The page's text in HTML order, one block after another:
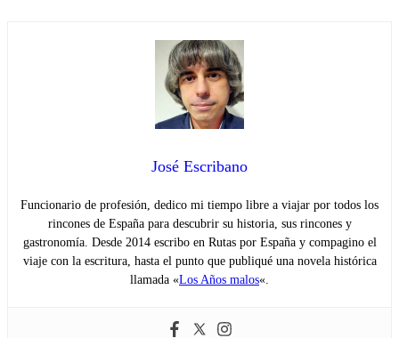
José Escribano
Funcionario de profesión, dedico mi tiempo libre a viajar por todos los
rincones de España para descubrir su historia, sus rincones y
gastronomía. Desde 2014 escribo en Rutas por España y compagino el
viaje con la escritura, hasta el punto que publiqué una novela histórica
llamada «Los Años malos«.